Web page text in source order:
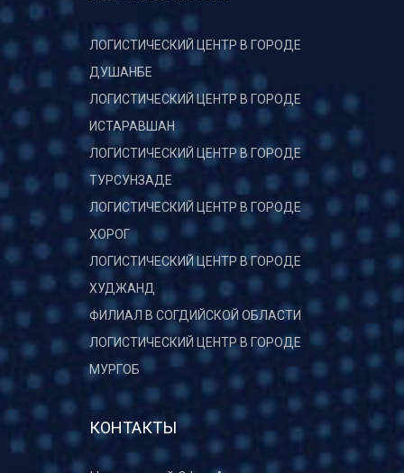
ЛОГИСТИЧЕСКИЙ ЦЕНТР В ГОРОДЕ
ДУШАНБЕ
ЛОГИСТИЧЕСКИЙ ЦЕНТР В ГОРОДЕ
ИСТАРАВШАН
ЛОГИСТИЧЕСКИЙ ЦЕНТР В ГОРОДЕ
ТУРСУНЗАДЕ
ЛОГИСТИЧЕСКИЙ ЦЕНТР В ГОРОДЕ
ХОРОГ
ЛОГИСТИЧЕСКИЙ ЦЕНТР В ГОРОДЕ
ХУДЖАНД
ФИЛИАЛ В СОГДИЙСКОЙ ОБЛАСТИ
ЛОГИСТИЧЕСКИЙ ЦЕНТР В ГОРОДЕ
МУРГОБ
КОНТАКТЫ